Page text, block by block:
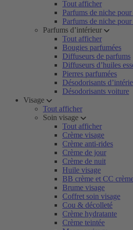
Tout afficher
Parfums de niche
Parfums de niche
Parfums d’intérieur
Tout afficher
Bougies parfumées
Diffuseurs de parfums
Diffuseurs d’huiles
Pierres parfumées
Désodorisants
Désodorisants voiture
Visage
Tout afficher
Soin visage
Tout afficher
Crème visage
Crème anti-rides
Crème de jour
Crème de nuit
Huile visage
BB crème et CC
Brume visage
Coffret soin visage
Cou & décolleté
Crème hydratante
Crème teintée